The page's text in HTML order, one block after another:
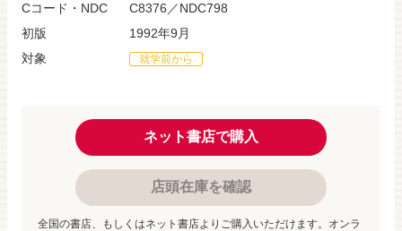
Cコード・NDC
C8376／NDC798
初版
1992年9月
対象
就学前から
ネット書店で購入
店頭在庫を確認
全国の書店、もしくはネット書店よりご購入いただけます。オンラ